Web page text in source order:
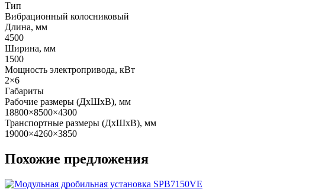
Тип
Вибрационный колосниковый
Длина, мм
4500
Ширина, мм
1500
Мощность электропривода, кВт
2×6
Габариты
Рабочие размеры (ДxШxВ), мм
18800×8500×4300
Транспортные размеры (ДxШxВ), мм
19000×4260×3850
Похожие предложения